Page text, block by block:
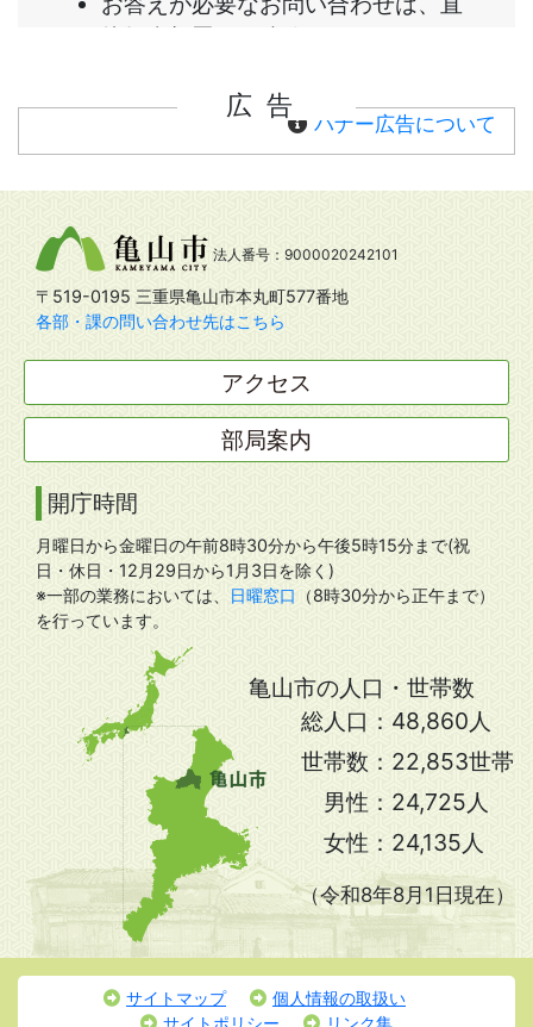
広告
バナー広告について
法人番号：9000020242101
〒519-0195 三重県亀山市本丸町577番地
各部・課の問い合わせ先はこちら
アクセス
部局案内
開庁時間
月曜日から金曜日の午前8時30分から午後5時15分まで(祝
日・休日・12月29日から1月3日を除く)
※一部の業務においては、
日曜窓口
（8時30分から正午まで）
を行っています。
亀山市の人口・世帯数
総人口： 48,860人
世帯数： 22,853世帯
男性： 24,725人
女性： 24,135人
（令和8年8月1日現在）
サイトマップ
個人情報の取扱い
サイトポリシー
リンク集